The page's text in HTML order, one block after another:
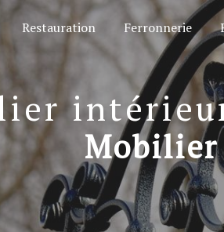
Restauration Ferronnerie